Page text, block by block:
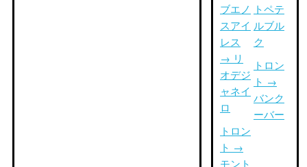
ブエノ
スアイ
レス
→ リ
オデジ
ャネイ
ロ
トロン
ト →
モント
トペテ
ルブル
ク
トロン
ト →
バンク
ーバー